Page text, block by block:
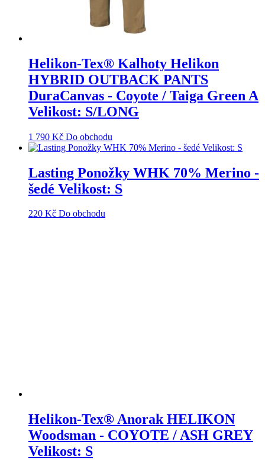
Helikon-Tex® Kalhoty Helikon
HYBRID OUTBACK PANTS
DuraCanvas - Coyote / Taiga Green A
Velikost: S/LONG
1 790 Kč Do obchodu
Lasting Ponožky WHK 70% Merino -
šedé Velikost: S
220 Kč Do obchodu
Helikon-Tex® Anorak HELIKON
Woodsman - COYOTE / ASH GREY
Velikost: S